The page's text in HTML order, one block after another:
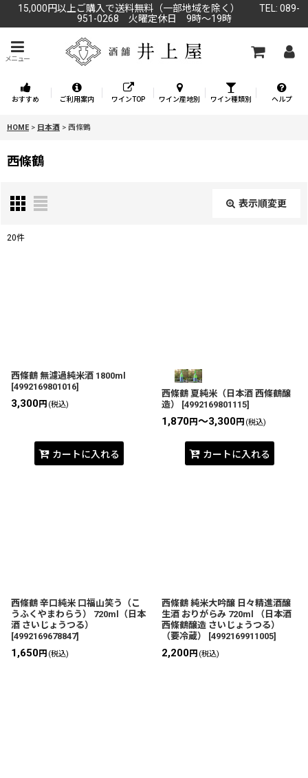
15,000円以上ご購入で送料無料（一部地域を除く） TEL: 089-
951-0268 火曜定休日 9時～19時
メニュー
おすすめ ご利用案内 ワインTOP ワイン産地別 ワイン種類別 ヘルプ
HOME > 日本酒 > 西條鶴
西條鶴
表示順変更
20件
西條鶴 無濾過純米酒 1800ml
[4992169801016]
3,300円 (税込)
カートに入れる
西條鶴 夏純米（日本酒 西條鶴醸
造）
[4992169801115]
1,870円～3,300円 (税込)
カートに入れる
西條鶴 辛口純米 口福山笑う（こ
うふくやまわらう） 720ml（日本
酒 さいじょうつる）
[4992169678847]
1,650円 (税込)
西條鶴 純米大吟醸 日々精進酒醸
生酒 おりがらみ 720ml （日本酒
西條鶴醸造 さいじょうつる）
（要冷蔵）
[4992169911005]
2,200円 (税込)